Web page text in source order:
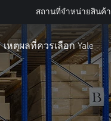
สถานที่จำหน่ายสินค้า
เหตุผลที่ควรเลือก Yale